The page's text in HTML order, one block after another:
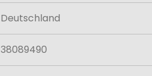
Deutschland
38089490